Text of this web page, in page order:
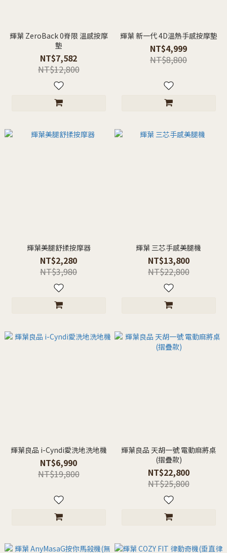
輝葉 ZeroBack 0脊限 溫感按摩
墊
NT$7,582
NT$12,800
輝葉 新一代 4D溫熱手感按摩墊
NT$4,999
NT$8,800
輝葉美腿舒揉按摩器
NT$2,280
NT$3,980
輝葉 三芯手感美腿機
NT$13,800
NT$22,800
輝葉良品 i-Cyndi愛洗地洗地機
NT$6,990
NT$19,800
輝葉良品 天胡一號 電動麻將桌
(摺疊款)
NT$22,800
NT$25,800